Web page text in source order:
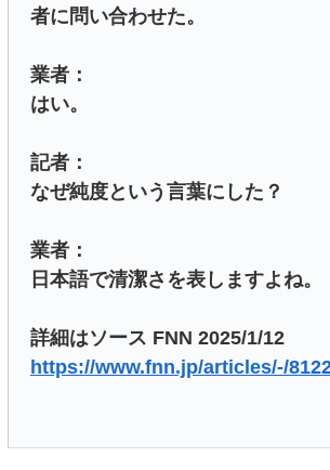
者に問い合わせた。
業者：
はい。
記者：
なぜ純度という言葉にした？
業者：
日本語で清潔さを表しますよね。
詳細はソース FNN 2025/1/12
https://www.fnn.jp/articles/-/